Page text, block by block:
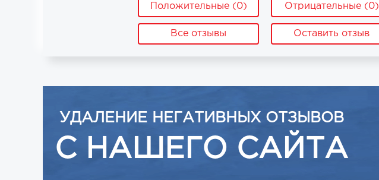
Положительные (0) Отрицательные (0)
Все отзывы Оставить отзыв
УДАЛЕНИЕ НЕГАТИВНЫХ ОТЗЫВОВ
С НАШЕГО САЙТА